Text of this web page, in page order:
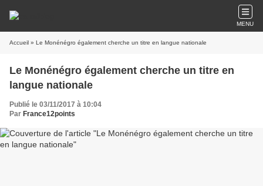
MENU
Accueil » Le Monénégro également cherche un titre en langue nationale
Le Monénégro également cherche un titre en
langue nationale
Publié le 03/11/2017 à 10:04
Par France12points